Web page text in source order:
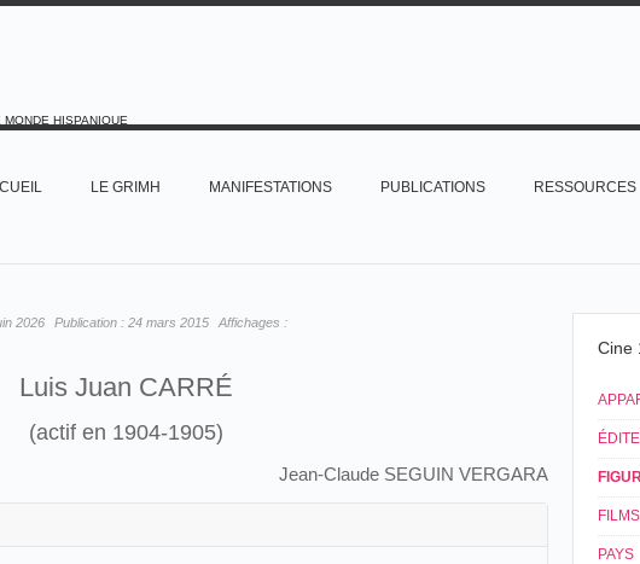
HISPANIQUE
LE GRIMH MANIFESTATIONS PUBLICATIONS RESSOURCES
2026 Publication : 24 mars 2015
Affichages :
Luis Juan CARRÉ
(actif en 1904-1905)
Jean-Claude SEGUIN VERGARA
Cine
FILMS
PAYS